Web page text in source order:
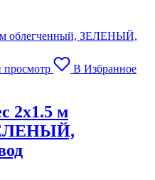
В Избранное
2х1.5 м